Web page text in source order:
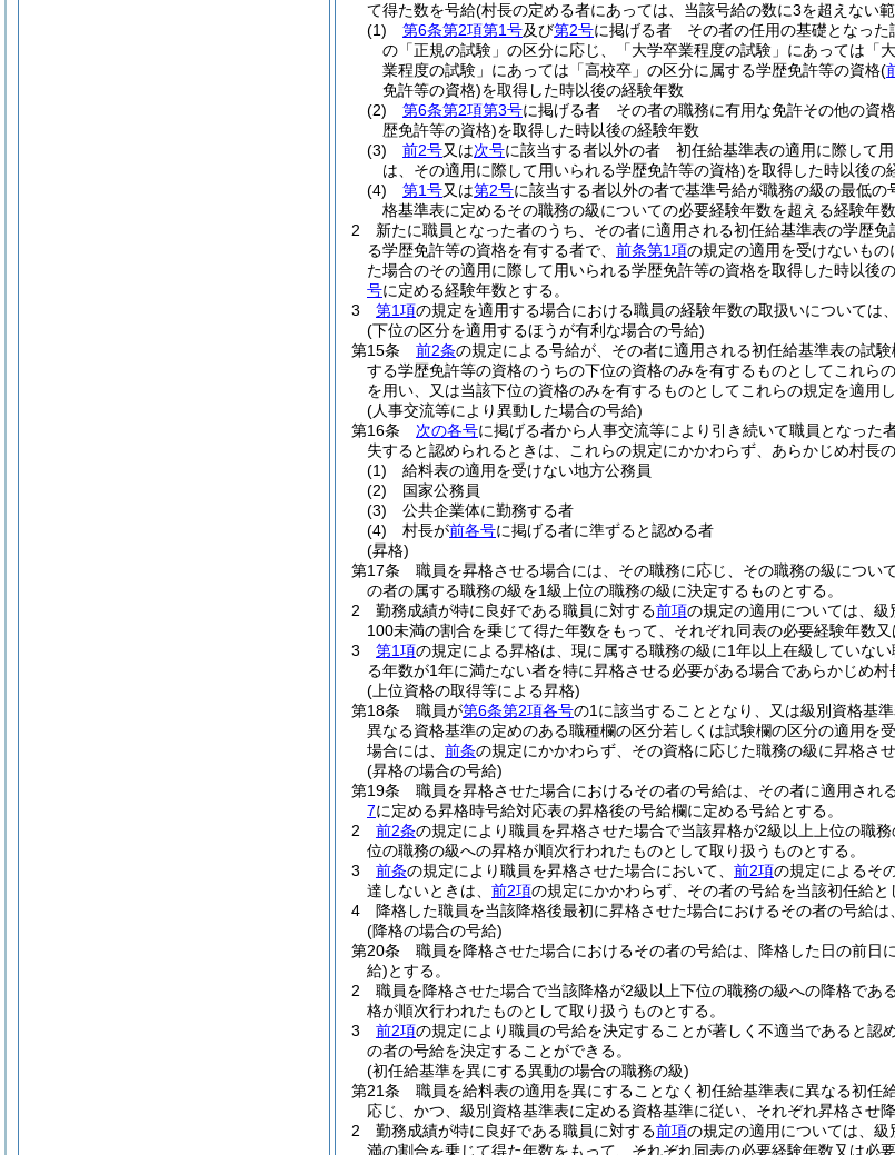
て得た数を号給(村長の定める者にあっては、当該号給の数に3を超えない
(1)
第6条第2項第1号及び第2号に掲げる者 その者の任用の基礎となった
の「正規の試験」の区分に応じ、「大学卒業程度の試験」にあっては
業程度の試験」にあっては「高校卒」の区分に属する学歴免許等の資格(
免許等の資格)を取得した時以後の経験年数
(2)
第6条第2項第3号に掲げる者 その者の職務に有用な免許その他の資格
歴免許等の資格)を取得した時以後の経験年数
(3)
前2号又は次号に該当する者以外の者 初任給基準表の適用に際して
は、その適用に際して用いられる学歴免許等の資格)を取得した時以後の
(4)
第1号又は第2号に該当する者以外の者で基準号給が職務の級の最低の
格基準表に定めるその職務の級についての必要経験年数を超える経験年数
2
新たに職員となった者のうち、その者に適用される初任給基準表の学歴
る学歴免許等の資格を有する者で、 前条第1項の規定の適用を受けないもの
た場合のその適用に際して用いられる学歴免許等の資格を取得した時以後
号に定める経験年数とする。
3
第1項の規定を適用する場合における職員の経験年数の取扱いについては、
(下位の区分を適用するほうが有利な場合の号給)
第15条
前2条の規定による号給が、その者に適用される初任給基準表の試
する学歴免許等の資格のうちの下位の資格のみを有するものとしてこれ
を用い、又は当該下位の資格のみを有するものとしてこれらの規定を適用
(人事交流等により異動した場合の号給)
第16条
次の各号に掲げる者から人事交流等により引き続いて職員となった
失すると認められるときは、これらの規定にかかわらず、あらかじめ村長
(1)
給料表の適用を受けない地方公務員
(2)
国家公務員
(3)
公共企業体に勤務する者
(4)
村長が前各号に掲げる者に準ずると認める者
(昇格)
第17条
職員を昇格させる場合には、その職務に応じ、その職務の級につ
の者の属する職務の級を1級上位の職務の級に決定するものとする。
2
勤務成績が特に良好である職員に対する前項の規定の適用については、
100未満の割合を乗じて得た年数をもって、それぞれ同表の必要経験年数又
3
第1項の規定による昇格は、現に属する職務の級に1年以上在級していない
る年数が1年に満たない者を特に昇格させる必要がある場合であらかじめ村
(上位資格の取得等による昇格)
第18条
職員が第6条第2項各号の1に該当することとなり、又は級別資格基
異なる資格基準の定めのある職種欄の区分若しくは試験欄の区分の適用
場合には、 前条の規定にかかわらず、その資格に応じた職務の級に昇格させ
(昇格の場合の号給)
第19条
職員を昇格させた場合におけるその者の号給は、その者に適用さ
7に定める昇格時号給対応表の昇格後の号給欄に定める号給とする。
2
前2条の規定により職員を昇格させた場合で当該昇格が2級以上上位の職
位の職務の級への昇格が順次行われたものとして取り扱うものとする。
3
前条の規定により職員を昇格させた場合において、 前2項の規定によるそ
達しないときは、 前2項の規定にかかわらず、その者の号給を当該初任給と
4
降格した職員を当該降格後最初に昇格させた場合におけるその者の号給は、
(降格の場合の号給)
第20条
職員を降格させた場合におけるその者の号給は、降格した日の前日
給)とする。
2
職員を降格させた場合で当該降格が2級以上下位の職務の級への降格であ
格が順次行われたものとして取り扱うものとする。
3
前2項の規定により職員の号給を決定することが著しく不適当であると
の者の号給を決定することができる。
(初任給基準を異にする異動の場合の職務の級)
第21条
職員を給料表の適用を異にすることなく初任給基準表に異なる初
応じ、かつ、級別資格基準表に定める資格基準に従い、それぞれ昇格させ
2
勤務成績が特に良好である職員に対する前項の規定の適用については、
満の割合を乗じて得た年数をもって、それぞれ同表の必要経験年数又は必